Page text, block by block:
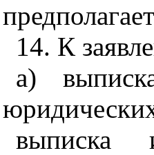
14. К
а)
выписка